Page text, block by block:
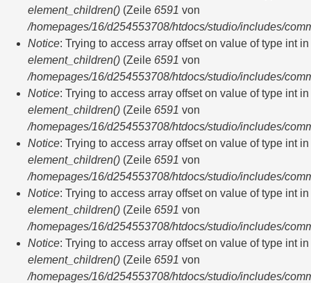
element_children() (Zeile 6591 von
/homepages/16/d254553708/htdocs/studio/includes/
Notice: Trying to access array offset on value of type int in
element_children() (Zeile 6591 von
/homepages/16/d254553708/htdocs/studio/includes/
Notice: Trying to access array offset on value of type int in
element_children() (Zeile 6591 von
/homepages/16/d254553708/htdocs/studio/includes/
Notice: Trying to access array offset on value of type int in
element_children() (Zeile 6591 von
/homepages/16/d254553708/htdocs/studio/includes/
Notice: Trying to access array offset on value of type int in
element_children() (Zeile 6591 von
/homepages/16/d254553708/htdocs/studio/includes/
Notice: Trying to access array offset on value of type int in
element_children() (Zeile 6591 von
/homepages/16/d254553708/htdocs/studio/includes/